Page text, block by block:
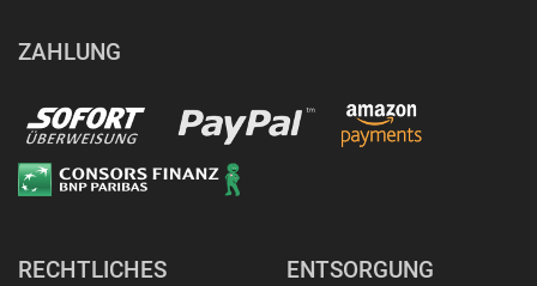
ZAHLUNG
RECHTLICHES ENTSORGUNG